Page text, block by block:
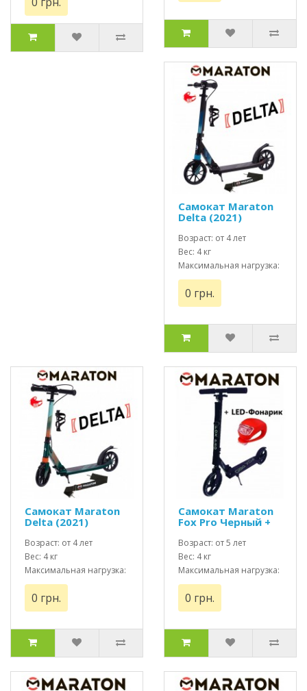
Самокат Maraton
Delta (2021)
фонарик и
держатель
Возраст: от 4 лет
Вес: 4 кг
Максимальная нагрузка:
до 100 кг
0 грн.
Самокат Maraton
Delta (2021)
фонарик и
держатель
Возраст: от 4 лет
Вес: 4 кг
Максимальная нагрузка:
до 100 кг
0 грн.
Самокат Maraton
Fox Pro Черный +
Возраст: от 5 лет
Вес: 4 кг
Максимальная нагрузка:
до 100 кг
0 грн.